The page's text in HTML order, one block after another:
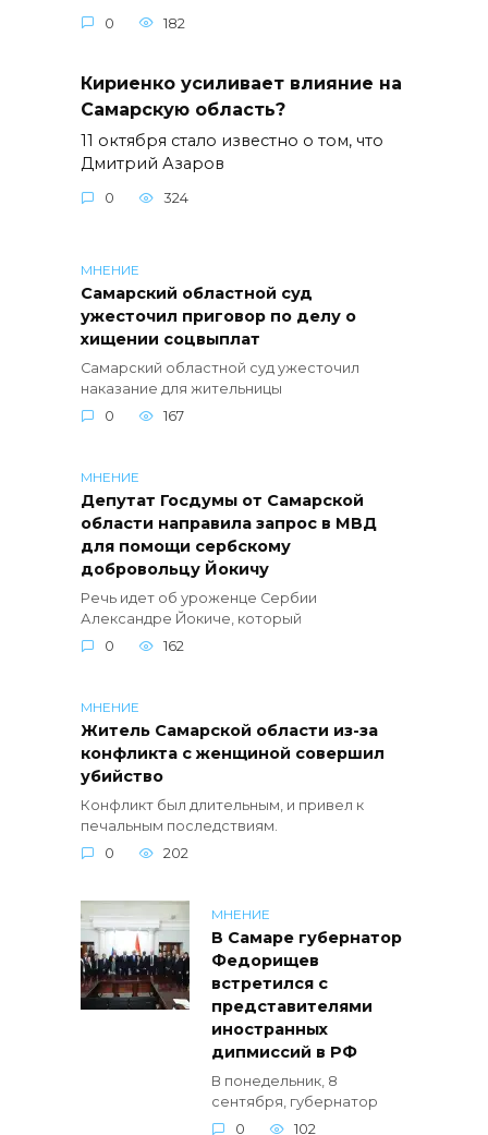
0 182
Кириенко усиливает влияние на
Самарскую область?
11 октября стало известно о том, что
Дмитрий Азаров
0 324
МНЕНИЕ
Самарский областной суд
ужесточил приговор по делу о
хищении соцвыплат
Самарский областной суд ужесточил
наказание для жительницы
0
167
МНЕНИЕ
Депутат Госдумы от Самарской
области направила запрос в МВД
для помощи сербскому
добровольцу Йокичу
Речь идет об уроженце Сербии
Александре Йокиче, который
0
162
МНЕНИЕ
Житель Самарской области из-за
конфликта с женщиной совершил
убийство
Конфликт был длительным, и привел к
печальным последствиям.
0
202
МНЕНИЕ
В Самаре губернатор
Федорищев
встретился с
представителями
иностранных
дипмиссий в РФ
В понедельник, 8
сентября, губернатор
0
102